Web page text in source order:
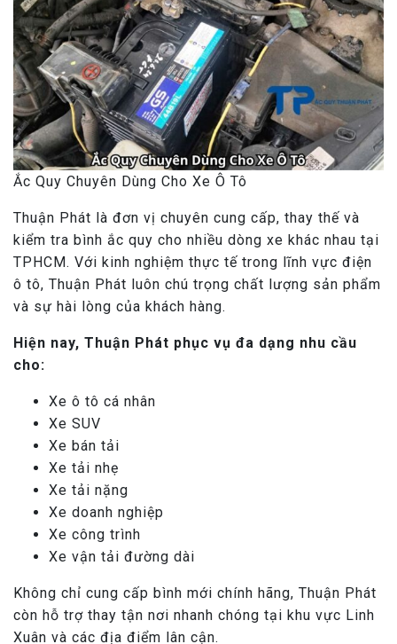
Ắc Quy Chuyên Dùng Cho Xe Ô Tô
Thuận Phát là đơn vị chuyên cung cấp, thay thế và
kiểm tra bình ắc quy cho nhiều dòng xe khác nhau tại
TPHCM. Với kinh nghiệm thực tế trong lĩnh vực điện
ô tô, Thuận Phát luôn chú trọng chất lượng sản phẩm
và sự hài lòng của khách hàng.
Hiện nay, Thuận Phát phục vụ đa dạng nhu cầu
cho:
Xe ô tô cá nhân
Xe SUV
Xe bán tải
Xe tải nhẹ
Xe tải nặng
Xe doanh nghiệp
Xe công trình
Xe vận tải đường dài
Không chỉ cung cấp bình mới chính hãng, Thuận Phát
còn hỗ trợ thay tận nơi nhanh chóng tại khu vực Linh
Xuân và các địa điểm lân cận.